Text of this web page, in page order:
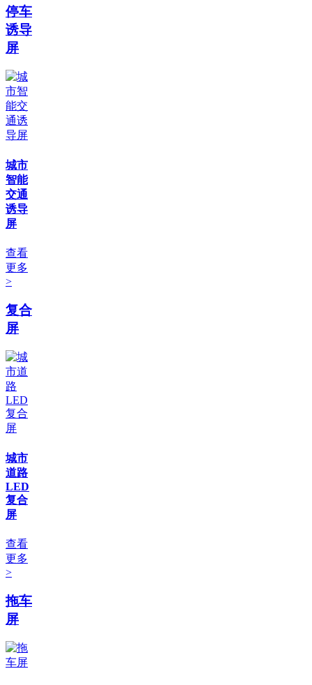
停车
诱导
屏
城市
智能
交通
诱导
屏
查看
更多
>
复合
屏
城市
道路
LED
复合
屏
查看
更多
>
拖车
屏